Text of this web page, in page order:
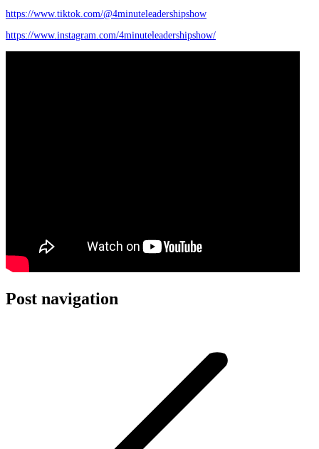
https://www.tiktok.com/@4minuteleadershipshow
https://www.instagram.com/4minuteleadershipshow/
Post navigation